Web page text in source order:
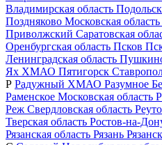
Владимирская область Подольск
Поздняково Московская область
Приволжский Саратовская
Оренбургская область Псков
Ленинградская область
Ях ХМАО Пятигорск
Р Радужный ХМАО Разумное
Раменское Московская область
Реж Свердловская область
Тверская область Ростов-на-
Рязанская область Рязань